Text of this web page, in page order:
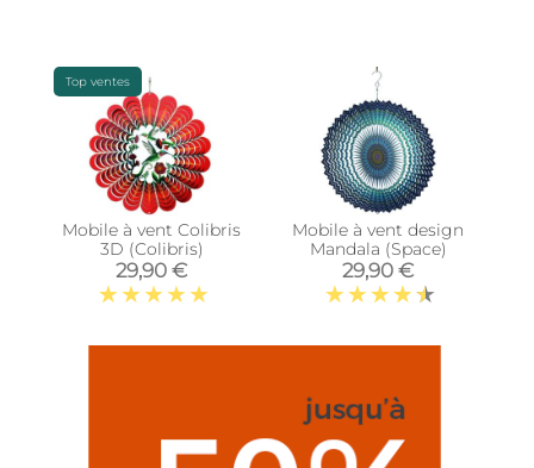
Top ventes
Mobile à vent Colibris
3D (Colibris)
29,90 €
Mobile à vent design
Mandala (Space)
29,90 €